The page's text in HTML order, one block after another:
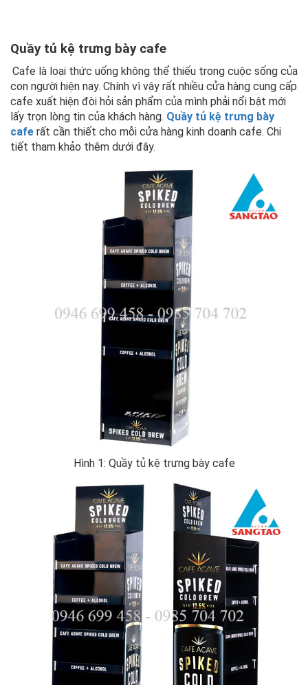
Quầy tủ kệ trưng bày cafe
Cafe là loại thức uống không thể thiếu trong cuộc sống của
con người hiện nay. Chính vì vậy rất nhiều cửa hàng cung cấp
cafe xuất hiện đòi hỏi sản phẩm của mình phải nổi bật mới
lấy trọn lòng tin của khách hàng. Quầy tủ kệ trưng bày
cafe rất cần thiết cho mỗi cửa hàng kinh doanh cafe. Chi
tiết tham khảo thêm dưới đây.
Hình 1: Quầy tủ kệ trưng bày cafe